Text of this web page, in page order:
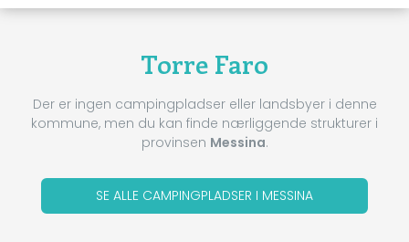
Torre Faro
Der er ingen campingpladser eller landsbyer i denne
kommune, men du kan finde nærliggende strukturer i
provinsen Messina.
SE ALLE CAMPINGPLADSER I MESSINA